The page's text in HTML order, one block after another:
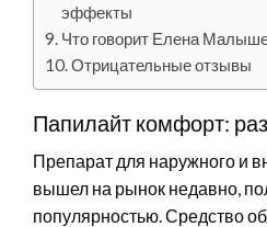
эффекты
Что говорит Елена
Отрицательные отзывы
Папилайт комфорт:
Препарат для наружного и
вышел на рынок недавно,
популярностью. Средство